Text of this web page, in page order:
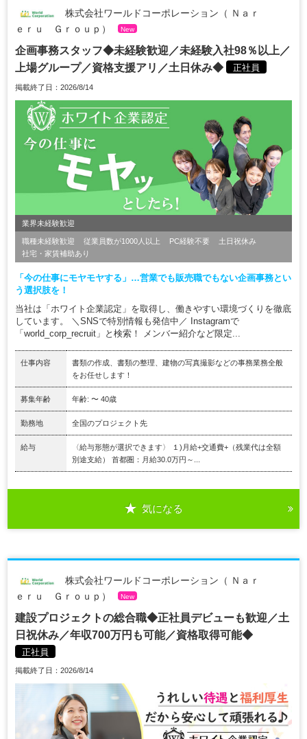
株式会社ワールドコーポレーション（ Ｎａｒ
ｅｒｕ Ｇｒｏｕｐ）
New
企画事務スタッフ◆未経験歓迎／未経験入社98％以上／
上場グループ／資格支援アリ／土日休み◆
正社員
掲載終了日：2026/8/14
業界未経験歓迎
職種未経験歓迎 従業員数が1000人以上 PC経験不要
土日祝休み
社宅・家賃補助あり
「今の仕事にモヤモヤする」…営業でも販売職でもない企画事務とい
う選択肢を！
当社は「ホワイト企業認定」を取得し、働きやすい環境づくりを徹底
しています。 ＼SNSで特別情報も発信中／ Instagramで
「world_corp_recruit」と検索！ メンバー紹介など限定...
仕事内容
書類の作成、書類の整理、建物の写真撮影などの事務業務全般
をお任せします！
募集年齢 年齢: 〜 40歳
勤務地 全国のプロジェクト先
給与
〈給与形態が選択できます〉 １)月給+交通費+（残業代は全額
別途支給） 首都圏：月給30.0万円～...
気になる
株式会社ワールドコーポレーション（ Ｎａｒ
ｅｒｕ Ｇｒｏｕｐ）
New
建設プロジェクトの総合職◆正社員デビューも歓迎／土
日祝休み／年収700万円も可能／資格取得可能◆
正社員
掲載終了日：2026/8/14